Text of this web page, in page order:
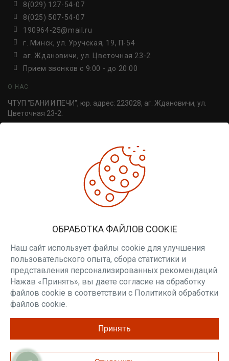
8(029) 127-54-07
8(025) 507-54-07
190964-25@mail.ru
г. Минск, ул. Уручская, 19, П-54
аг. Ждановичи, ул. Цветочная 23-2
Прием звонков c 9:00 - до 20:00
О НАС
ЧТУП "БАНИ И ПЕЧИ", юр. адрес: 223028, аг. Ждановичи, ул.
Цветочная 23-2.
Личный кабинет
Вакансии
Будьте в курсе наших акций и новостей
ПОДПИСАТЬСЯ
ОБРАБОТКА ФАЙЛОВ COOKIE
Наш сайт использует файлы cookie для улучшения
пользовательского опыта, сбора статистики и
представления персонализированных рекомендаций.
Нажав «Принять», вы даете согласие на обработку
файлов cookie в соответствии с Политикой обработки
файлов cookie.
Принять